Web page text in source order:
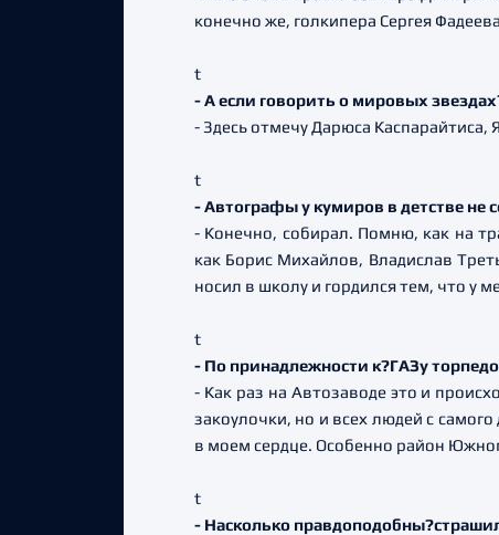
конечно же, голкипера Сергея
t
- А если говорить о мировых
- Здесь отмечу Дарюса
t
- Автографы у кумиров в детстве не
- Конечно, собирал. Помню, как на
как Борис Михайлов, Владислав
носил в школу и гордился тем, что у
t
- По принадлежности к?ГАЗу
- Как раз на Автозаводе это и
закоулочки, но и всех людей с
в моем сердце. Особенно район
t
- Насколько